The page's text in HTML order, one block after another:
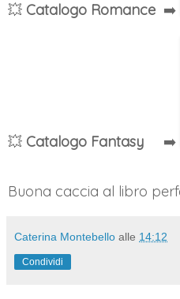
💥 Catalogo Romance ➡️
💥 Catalogo Fantasy ➡️
Buona caccia al libro
Caterina Montebello alle 14:12
Condividi